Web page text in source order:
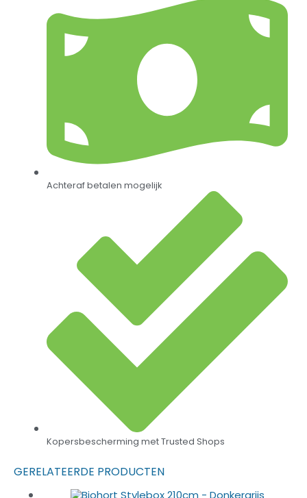
Achteraf betalen mogelijk
Kopersbescherming met Trusted Shops
GERELATEERDE PRODUCTEN